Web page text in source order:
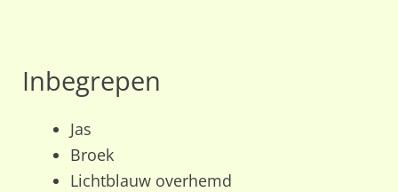
Inbegrepen
Jas
Broek
Lichtblauw overhemd